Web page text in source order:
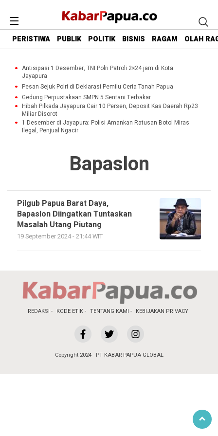
PERISTIWA PUBLIK POLITIK BISNIS RAGAM OLAH
Antisipasi 1 Desember, TNI Polri Patroli 2×24 jam di Kota
Jayapura
Pesan Sejuk Polri di Deklarasi Pemilu Ceria Tanah Papua
Gedung Perpustakaan SMPN 5 Sentani Terbakar
Hibah Pilkada Jayapura Cair 10 Persen, Deposit Kas Daerah Rp23
Miliar Disorot
1 Desember di Jayapura: Polisi Amankan Ratusan Botol Miras
Ilegal, Penjual Ngacir
Bapaslon
Pilgub Papua Barat Daya,
Bapaslon Diingatkan Tuntaskan
Masalah Utang Piutang
19 September 2024 - 21:44 WIT
REDAKSI KODE ETIK TENTANG KAMI KEBIJAKAN PRIVACY
Copyright 2024 - PT KABAR PAPUA GLOBAL